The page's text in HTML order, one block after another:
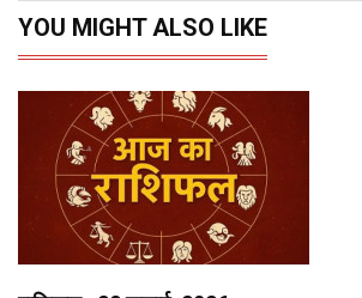
YOU MIGHT ALSO LIKE